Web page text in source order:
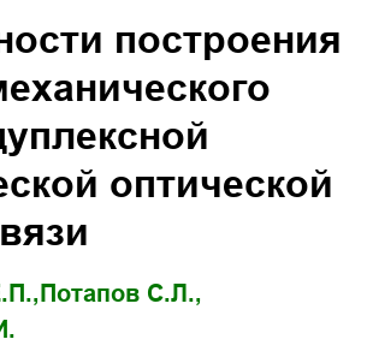
построения
оптической
Потапов С.Л.,